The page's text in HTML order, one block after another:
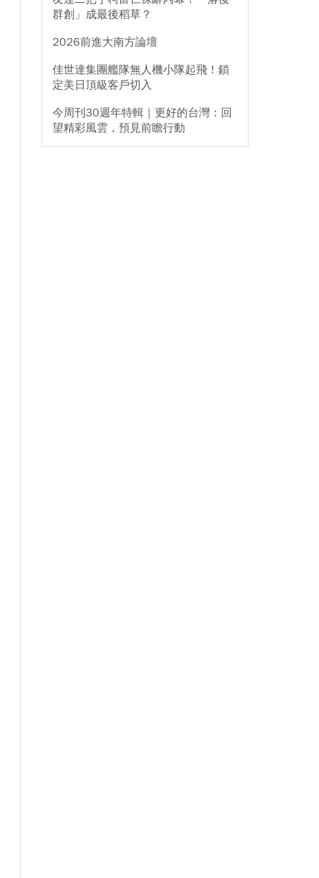
群創」成最後稻草？
2026前進大南方論壇
佳世達集團艦隊無人機小隊起飛！鎖
定美日頂級客戶切入
今周刊30週年特輯｜更好的台灣：回
望精彩風雲，預見前瞻行動